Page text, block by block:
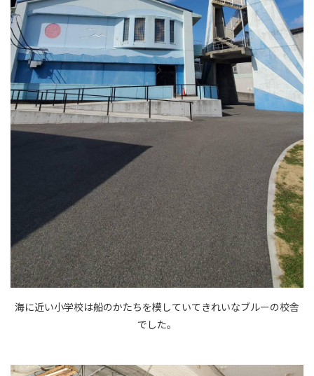
海に近い小学校は船のかたちを模していてきれいなブルーの校舎
でした。